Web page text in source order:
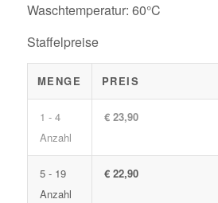
Waschtemperatur: 60°C
Staffelpreise
MENGE PREIS
1 - 4
Anzahl
€ 23,90
5 - 19
Anzahl
€ 22,90